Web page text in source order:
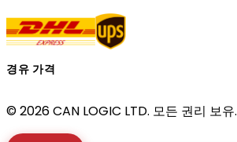
경유 가격
© 2026 CAN LOGIC LTD. 모든 권리 보유.